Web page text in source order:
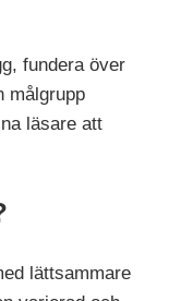
fundera över
målgrupp
läsare att
lättsammare